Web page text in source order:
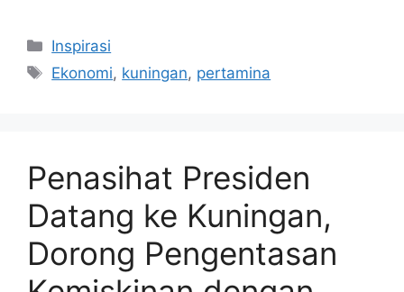
Kategori
Inspirasi
Tag
Ekonomi, kuningan, pertamina
Penasihat Presiden
Datang ke Kuningan,
Dorong Pengentasan